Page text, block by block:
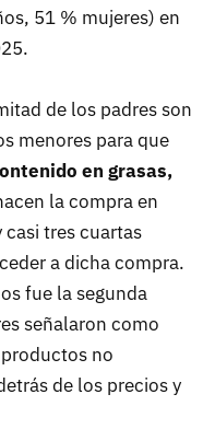
51 % mujeres) en
de los padres son
menores para que
en grasas,
la compra en
tres cuartas
a dicha compra.
fue la segunda
señalaron como
no
de los precios y